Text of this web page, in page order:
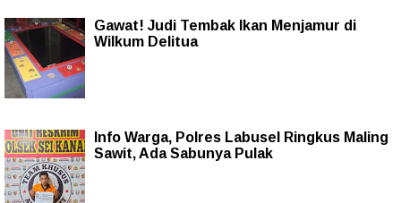
Gawat! Judi Tembak Ikan Menjamur di
Wilkum Delitua
Info Warga, Polres Labusel Ringkus Maling
Sawit, Ada Sabunya Pulak